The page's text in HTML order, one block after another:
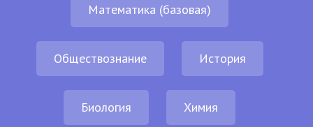
Математика (базовая)
Обществознание История
Биология Химия